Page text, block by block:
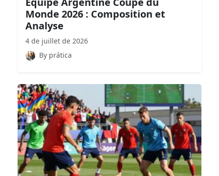
Monde 2026 : Composition et
Analyse
4 de juillet de 2026
By prática